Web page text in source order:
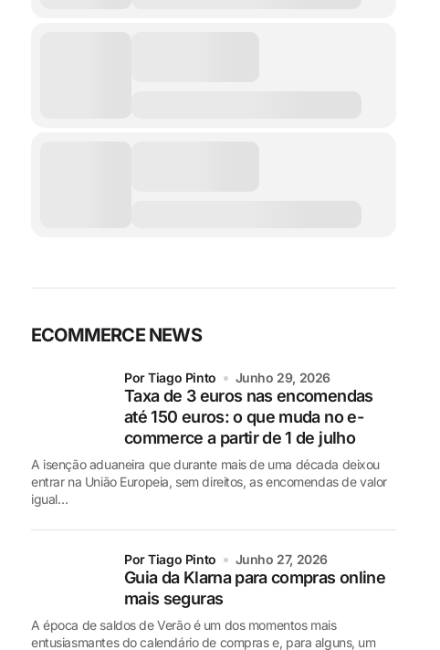
ECOMMERCE NEWS
Taxa de 3 euros nas encomendas
até 150 euros: o que muda no e-
commerce a partir de 1 de julho
por Tiago Pinto Junho 29, 2026
A isenção aduaneira que durante mais de uma década deixou
entrar na União Europeia, sem direitos, as encomendas de valor
igual…
Guia da Klarna para compras online
mais seguras
por Tiago Pinto Junho 27, 2026
A época de saldos de Verão é um dos momentos mais
entusiasmantes do calendário de compras e, para alguns, um